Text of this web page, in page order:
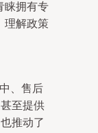
睐拥有专
理解政策
、售后
至提供
推动了